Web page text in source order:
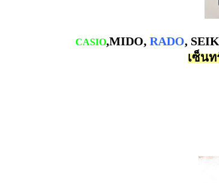
CASIO,MIDO, RADO,
เซ็นท